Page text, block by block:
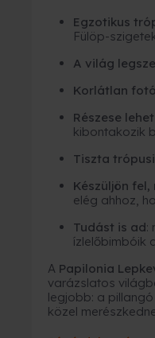
Egzotikus
Fülöp-
A világ
Korlátlan
Részese
kibontakozik
Tiszta
Készüljön
elég ahhoz,
Tudást is ad:
ízlelőbimbóik
A Papilonia
varázslatos
legjobb: a
közel